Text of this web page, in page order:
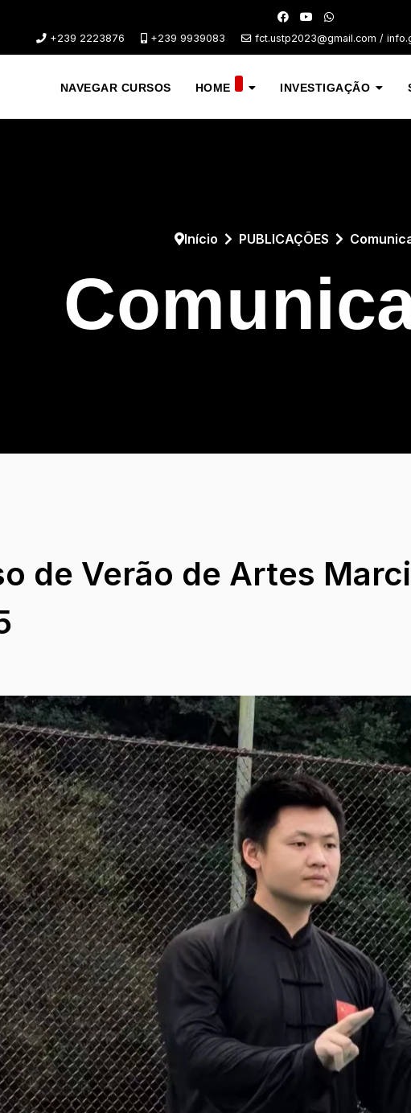
+239 2223876 +239 9939083 fct.ustp2023@gmail.com /
NAVEGAR CURSOS HOME INVESTIGAÇÃO
Início PUBLICAÇÕES
de Verão de Artes